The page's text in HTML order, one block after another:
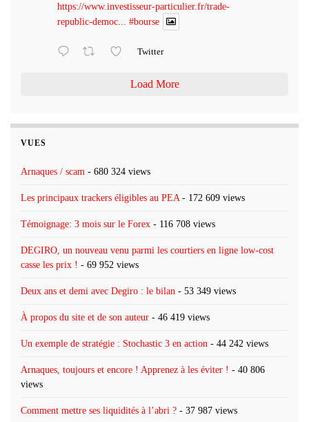
https://www.investisseur-particulier.fr/trade-
republic-democ... #bourse
Twitter
Load More
VUES
Arnaques / scam - 680 324 views
Les principaux trackers éligibles au PEA- 172 609 views
Témoignage: 3 mois sur le Forex - 116 708 views
DEGIRO, un nouveau venu parmi les courtiers en ligne low-cost
casse les prix ! - 69 952 views
Deux ans et demi avec Degiro : le bilan - 53 349 views
À propos du site et de son auteur - 46 419 views
Un exemple de stratégie : Stochastic 3 en action - 44 242 views
Arnaques, toujours et encore ! Apprenez à les éviter ! - 40 806
views
Comment mettre ses liquidités à l’abri ? - 37 987 views